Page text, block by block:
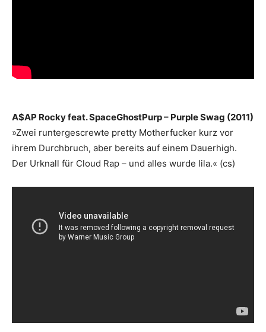
A$AP Rocky feat. SpaceGhostPurp – Purple Swag (2011)
»Zwei runtergescrewte pretty Motherfucker kurz vor
ihrem Durchbruch, aber bereits auf einem Dauerhigh.
Der Urknall für Cloud Rap – und alles wurde lila.« (cs)